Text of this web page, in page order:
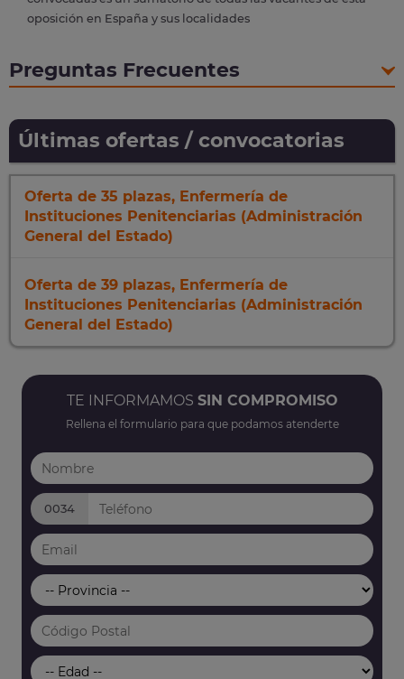
oposición en España y sus localidades
Preguntas Frecuentes
Últimas ofertas / convocatorias
Oferta de 35 plazas, Enfermería de
Instituciones Penitenciarias (Administración
General del Estado)
Oferta de 39 plazas, Enfermería de
Instituciones Penitenciarias (Administración
General del Estado)
TE INFORMAMOS SIN COMPROMISO
Rellena el formulario para que podamos atenderte
0034